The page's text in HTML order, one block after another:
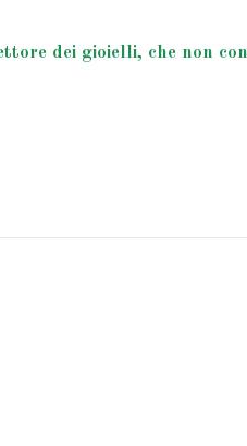
dei gioielli, che non